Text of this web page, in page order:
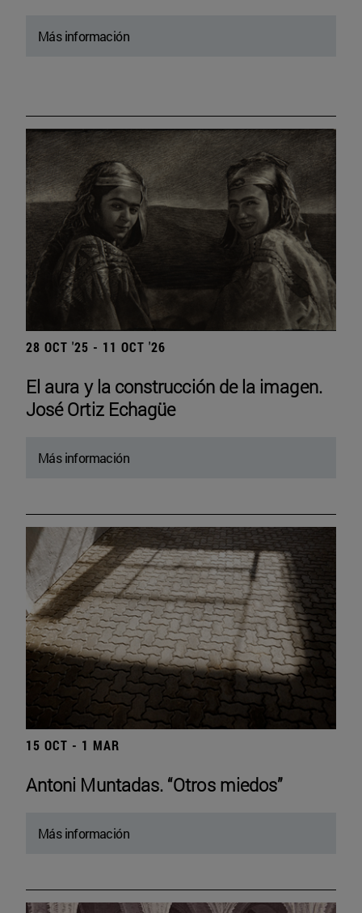
Más información
28 OCT '25 - 11 OCT '26
El aura y la construcción de la imagen.
José Ortiz Echagüe
Más información
15 OCT - 1 MAR
Antoni Muntadas. “Otros miedos”
Más información